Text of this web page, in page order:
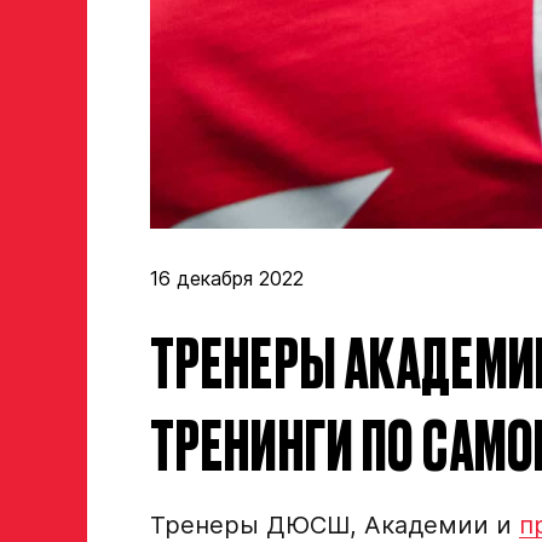
16 декабря 2022
ТРЕНЕРЫ
ТРЕНИНГИ ПО
Тренеры ДЮСШ, Академии и
Заявка на просмотр в
Академию «Авангард»